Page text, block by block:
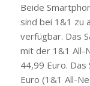
Beide
sind bei 1&1 zu
verfügbar. Das
mit der 1&1 All-
44,99 Euro. Das
Euro (1&1 All-